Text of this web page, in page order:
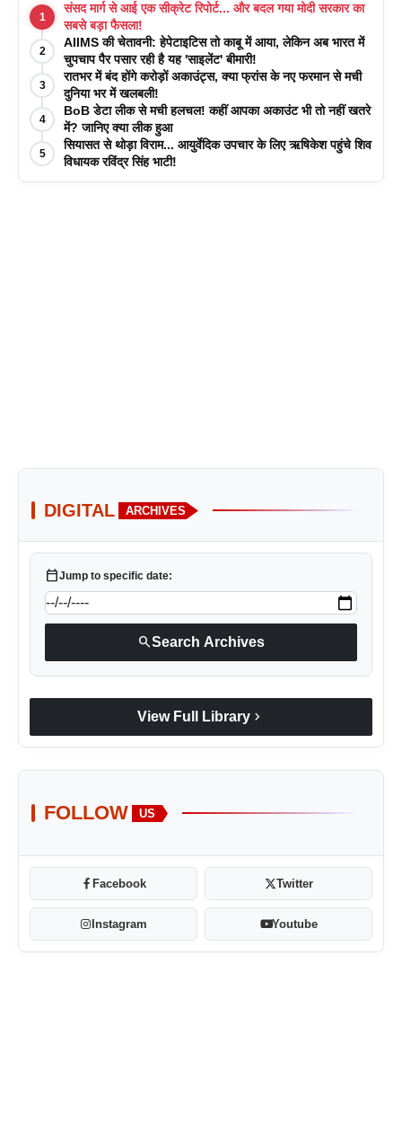
1
संसद मार्ग से आई एक सीक्रेट रिपोर्ट... और बदल गया मोदी सरकार का
सबसे बड़ा फैसला!
2
AIIMS की चेतावनी: हेपेटाइटिस तो काबू में आया, लेकिन अब भारत में
चुपचाप पैर पसार रही है यह 'साइलेंट' बीमारी!
3
रातभर में बंद होंगे करोड़ों अकाउंट्स, क्या फ्रांस के नए फरमान से मची
दुनिया भर में खलबली!
4
BoB डेटा लीक से मची हलचल! कहीं आपका अकाउंट भी तो नहीं खतरे
में? जानिए क्या लीक हुआ
5
सियासत से थोड़ा विराम... आयुर्वेदिक उपचार के लिए ऋषिकेश पहुंचे शिव
विधायक रविंद्र सिंह भाटी!
DIGITAL ARCHIVES
calendar_todayJump to specific date:
searchSearch Archives
View Full Library chevron_right
FOLLOW US
Facebook Twitter
Instagram Youtube